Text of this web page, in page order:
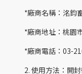
*廠商名稱：洺鈞
*廠商地址：桃園
*廠商電話：03-
2. 使用方法：開